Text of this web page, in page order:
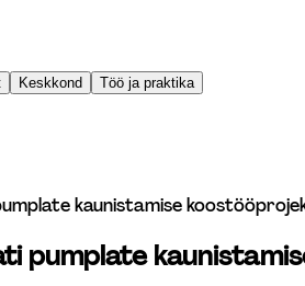
Keskkond Töö ja praktika
kaunistamise
pumplate